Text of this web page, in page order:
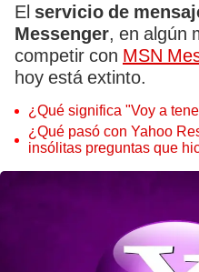
El servicio de
Messenger, en algún
competir con MSN
hoy está extinto.
¿Qué significa "Voy a
¿Qué pasó con Yahoo
insólitas preguntas que